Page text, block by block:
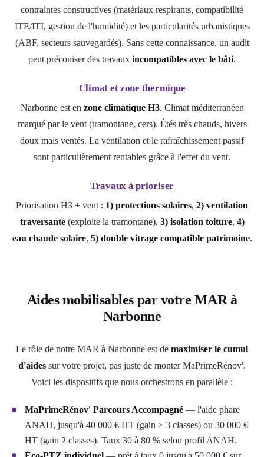
contraintes constructives (matériaux respirants, compatibilité
ITE/ITI, gestion de l'humidité) et les particularités urbanistiques
(ABF, secteurs sauvegardés). Sans cette connaissance, un audit
peut préconiser des travaux incompatibles avec le bâti.
Climat et zone thermique
Narbonne est en zone climatique H3. Climat méditerranéen
marqué par le vent (tramontane, cers). Étés très chauds, hivers
doux mais ventés. La ventilation et le rafraîchissement passif
sont particulièrement rentables grâce à l'effet du vent.
Travaux à prioriser
Priorisation H3 + vent : 1) protections solaires, 2) ventilation
traversante(exploite la tramontane), 3) isolation toiture, 4)
eau chaude solaire, 5) double vitrage compatible patrimoine.
Aides mobilisables par votre MAR à
Narbonne
Le rôle de notre MAR à Narbonne est de maximiser le cumul
d'aides sur votre projet, pas juste de monter MaPrimeRénov'.
Voici les dispositifs que nous orchestrons en parallèle :
MaPrimeRénov' Parcours Accompagné — l'aide phare
ANAH, jusqu'à 40 000 € HT (gain ≥ 3 classes) ou 30 000 €
HT (gain 2 classes). Taux 30 à 80 % selon profil ANAH.